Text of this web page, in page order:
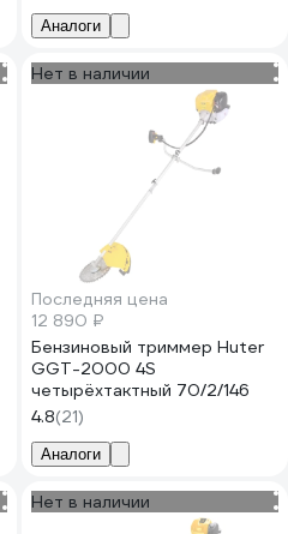
Аналоги
Нет в наличии
Последняя цена
12 890 ₽
Бензиновый триммер Huter
GGT-2000 4S
четырёхтактный 70/2/146
4.8(21)
Аналоги
Нет в наличии